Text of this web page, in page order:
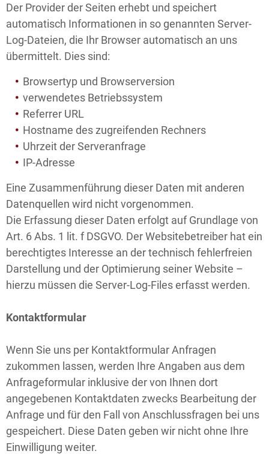
Der Provider der Seiten erhebt und speichert
automatisch Informationen in so genannten Server-
Log-Dateien, die Ihr Browser automatisch an uns
übermittelt. Dies sind:
Browsertyp und Browserversion
verwendetes Betriebssystem
Referrer URL
Hostname des zugreifenden Rechners
Uhrzeit der Serveranfrage
IP-Adresse
Eine Zusammenführung dieser Daten mit anderen
Datenquellen wird nicht vorgenommen.
Die Erfassung dieser Daten erfolgt auf Grundlage von
Art. 6 Abs. 1 lit. f DSGVO. Der Websitebetreiber hat ein
berechtigtes Interesse an der technisch fehlerfreien
Darstellung und der Optimierung seiner Website –
hierzu müssen die Server-Log-Files erfasst werden.
Kontaktformular
Wenn Sie uns per Kontaktformular Anfragen
zukommen lassen, werden Ihre Angaben aus dem
Anfrageformular inklusive der von Ihnen dort
angegebenen Kontaktdaten zwecks Bearbeitung der
Anfrage und für den Fall von Anschlussfragen bei uns
gespeichert. Diese Daten geben wir nicht ohne Ihre
Einwilligung weiter.